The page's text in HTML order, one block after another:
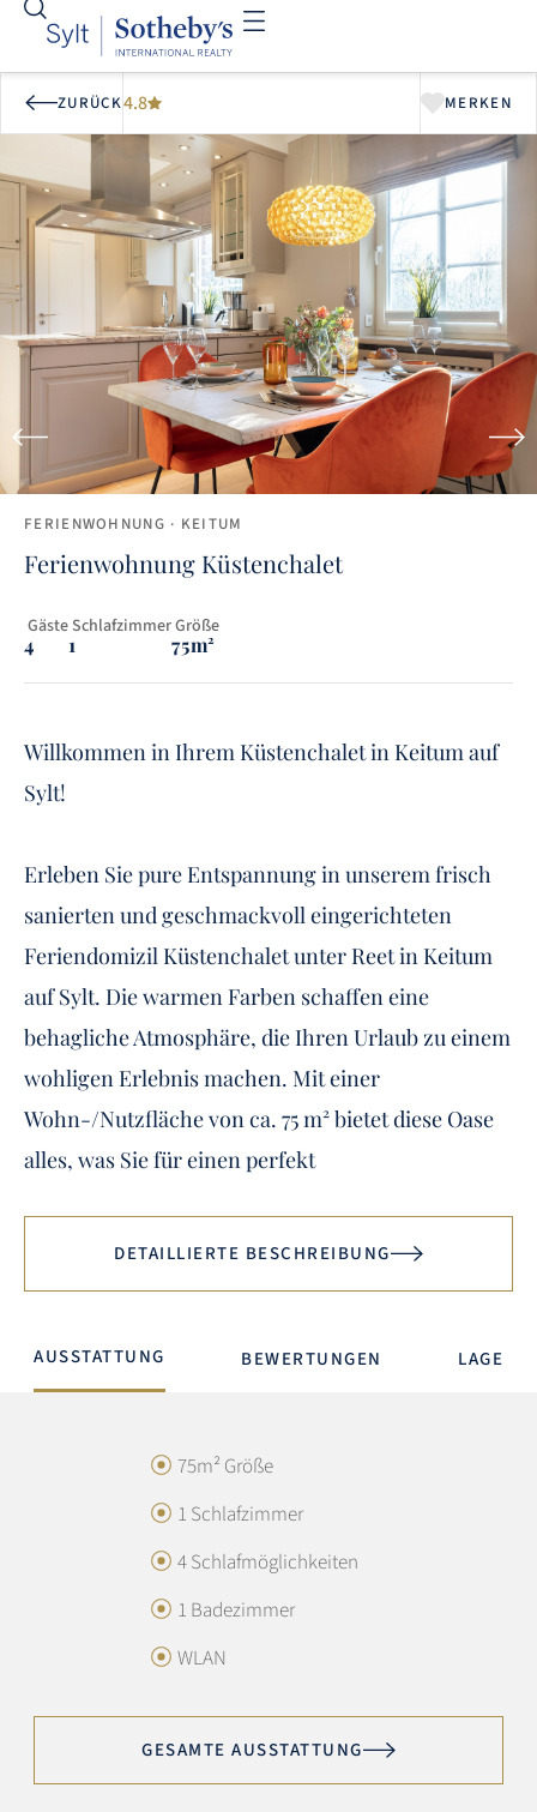
ZURÜCK4.8 MERKEN
FERIENWOHNUNG · KEITUM
Ferienwohnung Küstenchalet
4
Gäste
1
Schlafzimmer
75m²
Größe
Willkommen in Ihrem Küstenchalet in Keitum auf
Sylt!
Erleben Sie pure Entspannung in unserem frisch
sanierten und geschmackvoll eingerichteten
Feriendomizil Küstenchalet unter Reet in Keitum
auf Sylt. Die warmen Farben schaffen eine
behagliche Atmosphäre, die Ihren Urlaub zu einem
wohligen Erlebnis machen. Mit einer
Wohn-/Nutzfläche von ca. 75 m² bietet diese Oase
alles, was Sie für einen perfekt
DETAILLIERTE BESCHREIBUNG
AUSSTATTUNG BEWERTUNGEN LAGE
75m² Größe
1 Schlafzimmer
4 Schlafmöglichkeiten
1 Badezimmer
WLAN
GESAMTE AUSSTATTUNG
GESAMTBEWERTUNG
4.3
Sotheby’s Service:5
Exzellent